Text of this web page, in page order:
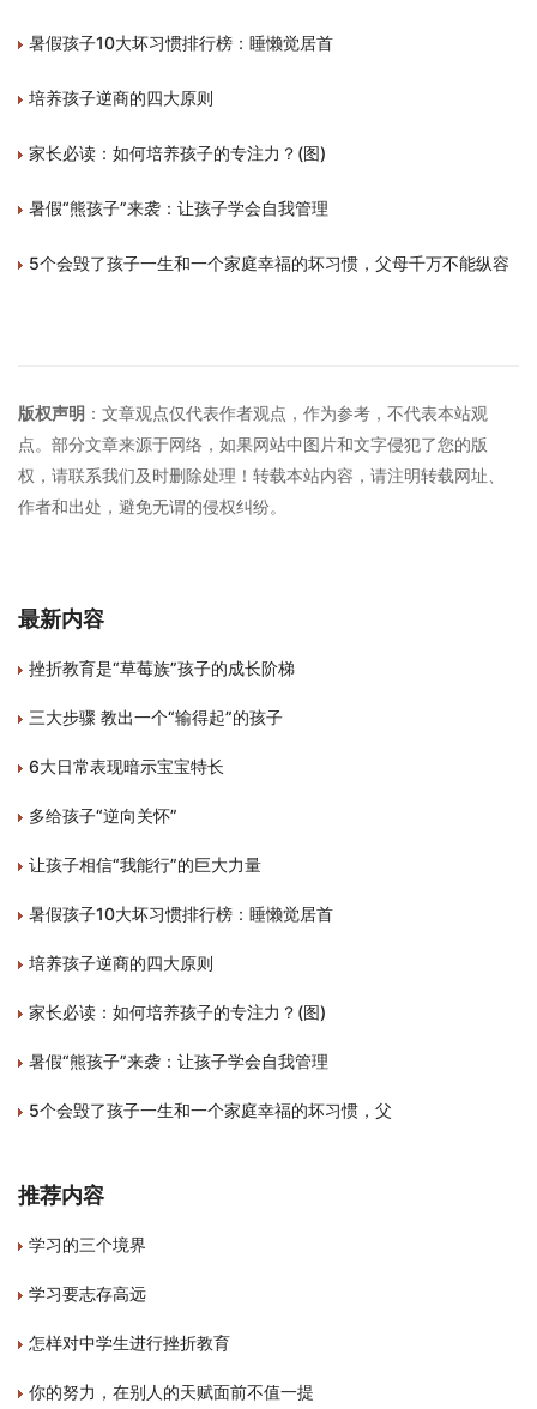
暑假孩子10大坏习惯排行榜：睡懒觉居首
培养孩子逆商的四大原则
家长必读：如何培养孩子的专注力？(图)
暑假“熊孩子”来袭：让孩子学会自我管理
5个会毁了孩子一生和一个家庭幸福的坏习惯，父母千万不能纵容
版权声明 ：文章观点仅代表作者观点，作为参考，不代表本站观
点。部分文章来源于网络，如果网站中图片和文字侵犯了您的版
权，请联系我们及时删除处理！转载本站内容，请注明转载网址、
作者和出处，避免无谓的侵权纠纷。
最新内容
挫折教育是“草莓族”孩子的成长阶梯
三大步骤 教出一个“输得起”的孩子
6大日常表现暗示宝宝特长
多给孩子“逆向关怀”
让孩子相信“我能行”的巨大力量
暑假孩子10大坏习惯排行榜：睡懒觉居首
培养孩子逆商的四大原则
家长必读：如何培养孩子的专注力？(图)
暑假“熊孩子”来袭：让孩子学会自我管理
5个会毁了孩子一生和一个家庭幸福的坏习惯，父
推荐内容
学习的三个境界
学习要志存高远
怎样对中学生进行挫折教育
你的努力，在别人的天赋面前不值一提